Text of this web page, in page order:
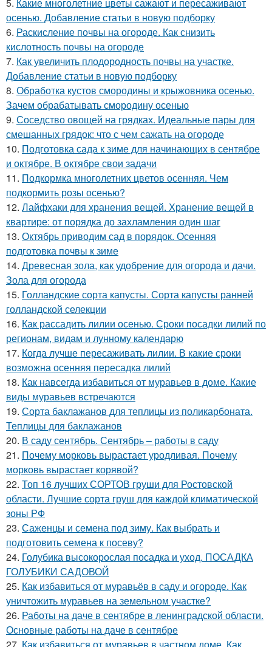
осенью. Добавление статьи в новую подборку
6. Раскисление почвы на огороде. Как снизить
кислотность почвы на огороде
7. Как увеличить плодородность почвы на участке.
Добавление статьи в новую подборку
8. Обработка кустов смородины и крыжовника осенью.
Зачем обрабатывать смородину осенью
9. Соседство овощей на грядках. Идеальные пары для
смешанных грядок: что с чем сажать на огороде
10. Подготовка сада к зиме для начинающих в сентябре
и октябре. В октябре свои задачи
11. Подкормка многолетних цветов осенняя. Чем
подкормить розы осенью?
12. Лайфхаки для хранения вещей. Хранение вещей в
квартире: от порядка до захламления один шаг
13. Октябрь приводим сад в порядок. Осенняя
подготовка почвы к зиме
14. Древесная зола, как удобрение для огорода и дачи.
Зола для огорода
15. Голландские сорта капусты. Сорта капусты ранней
голландской селекции
16. Как рассадить лилии осенью. Сроки посадки лилий по
регионам, видам и лунному календарю
17. Когда лучше пересаживать лилии. В какие сроки
возможна осенняя пересадка лилий
18. Как навсегда избавиться от муравьев в доме. Какие
виды муравьев встречаются
19. Сорта баклажанов для теплицы из поликарбоната.
Теплицы для баклажанов
20. В саду сентябрь. Сентябрь – работы в саду
21. Почему морковь вырастает уродливая. Почему
морковь вырастает корявой?
22. Топ 16 лучших СОРТОВ груши для Ростовской
области. Лучшие сорта груш для каждой климатической
зоны РФ
23. Саженцы и семена под зиму. Как выбрать и
подготовить семена к посеву?
24. Голубика высокорослая посадка и уход. ПОСАДКА
ГОЛУБИКИ САДОВОЙ
25. Как избавиться от муравьёв в саду и огороде. Как
уничтожить муравьев на земельном участке?
26. Работы на даче в сентябре в ленинградской области.
Основные работы на даче в сентябре
27. Как избавиться от муравьев в частном доме. Как